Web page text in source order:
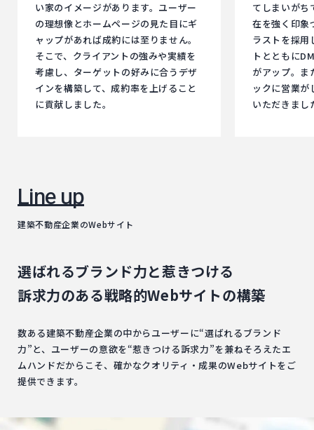
い家のイメージがあります。ユーザー
の理想像とホームページの見た目にギ
ャップがあれば成約には至りません。
そこで、クライアントの強みや実績を
考慮し、ターゲットの好みに合うデザ
インを構築して、成約率を上げること
に貢献しました。
てしまいがち
在を強く印象
ラストを採用
トとともに
がアップ。ま
ックに営業
いただきまし
Line up
建築不動産企業のWebサイト
選ばれるブランド力と惹きつける
訴求力のある戦略的Webサイトの構築
数ある建築不動産企業の中からユーザーに“選ばれるブランド
力”と、ユーザーの意欲を“惹きつける訴求力”を兼ねそろえたエ
ムハンドだからこそ、確かなクオリティ・成果のWebサイトをご
提供できます。